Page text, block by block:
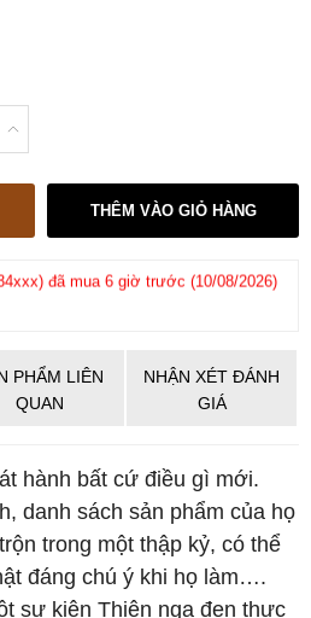
THÊM VÀO GIỎ HÀNG
-(0977686xxx)đã mua 7 giờ trước
PHẨM LIÊN
QUAN
NHẬN XÉT ĐÁNH
GIÁ
hành bất cứ điều gì mới.
danh sách sản phẩm của họ
trong một thập kỷ, có thể
đáng chú ý khi họ làm….
sự kiện Thiên nga đen thực